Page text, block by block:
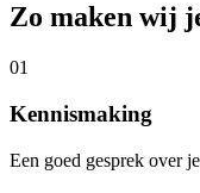
Zo maken wij
01
Kennismaking
Een goed gesprek over